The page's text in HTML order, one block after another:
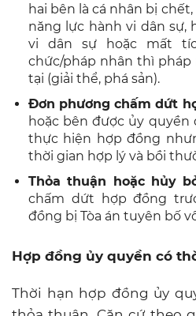
hai bên là cá nhân bị
năng lực hành vi dân sự,
vi dân sự hoặc mất
chức/pháp nhân thì
tại (giải thể, phá sản).
Đơn phương chấm dứt
hoặc bên được ủy
thực hiện hợp đồng
thời gian hợp lý và bồi
Thỏa thuận hoặc hủy
chấm dứt hợp đồng
đồng bị Tòa án tuyên bố
Hợp đồng ủy quyền có
Thời hạn hợp đồng ủy